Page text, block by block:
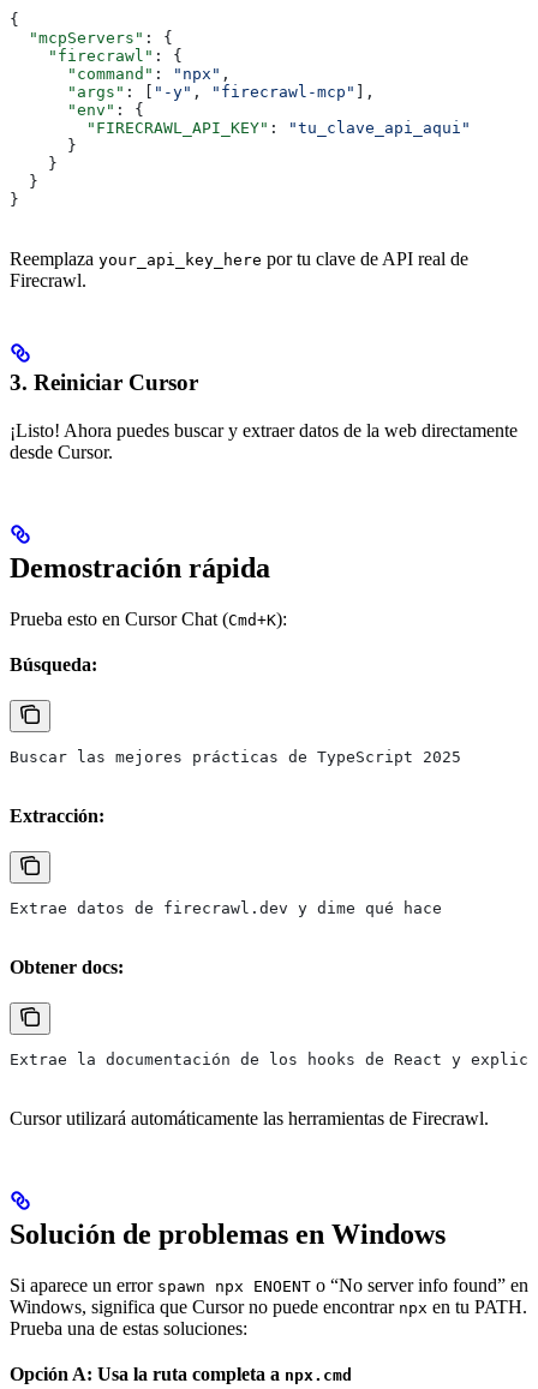
{
  "mcpServers"
: {
    "firecrawl"
: {
      "command"
: "npx" ,
      "args"
: [ "-y" , "firecrawl-mcp"
],
      "env"
: {
        "FIRECRAWL_API_KEY"
:
"tu_clave_api_aqui"
      }
    }
  }
}
Reemplaza your_api_key_here por tu clave de API real de
Firecrawl.
3. Reiniciar Cursor
¡Listo! Ahora puedes buscar y extraer datos de la web directamente
desde Cursor.
Demostración rápida
Prueba esto en Cursor Chat (Cmd+K):
Búsqueda:
Buscar las mejores prácticas de TypeScript 2025
Extracción:
Extrae datos de firecrawl.dev y dime qué hace
Obtener docs:
Extrae la documentación de los hooks de React y
Cursor utilizará automáticamente las herramientas de Firecrawl.
Solución de problemas en Windows
Si aparece un error spawn npx ENOENT o “No server info found” en
Windows, significa que Cursor no puede encontrar npx en tu PATH.
Prueba una de estas soluciones:
Opción A: Usa la ruta completa a npx.cmd